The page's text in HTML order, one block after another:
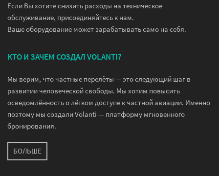
Если Вы хотите снизить расходы на техническое
обслуживание, присоединяйтесь к нам.
Ваше оборудование может зарабатывать само на себя.
КТО И ЗАЧЕМ СОЗДАЛ VOLANTI?
Мы верим, что частные перелёты — это следующий шаг в
развитии человеческой свободы. Мы хотим повысить
осведомлённость о лёгком доступе к частной авиации. Именно
поэтому мы создали Volanti — платформу мгновенного
бронирования.
БОЛЬШЕ